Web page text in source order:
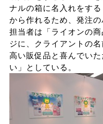
ナルの箱に名入れをす
から作れるため、発注の
担当者は「ライオンの
ジに、クライアントの
高い販促品と喜んでい
い」としている。